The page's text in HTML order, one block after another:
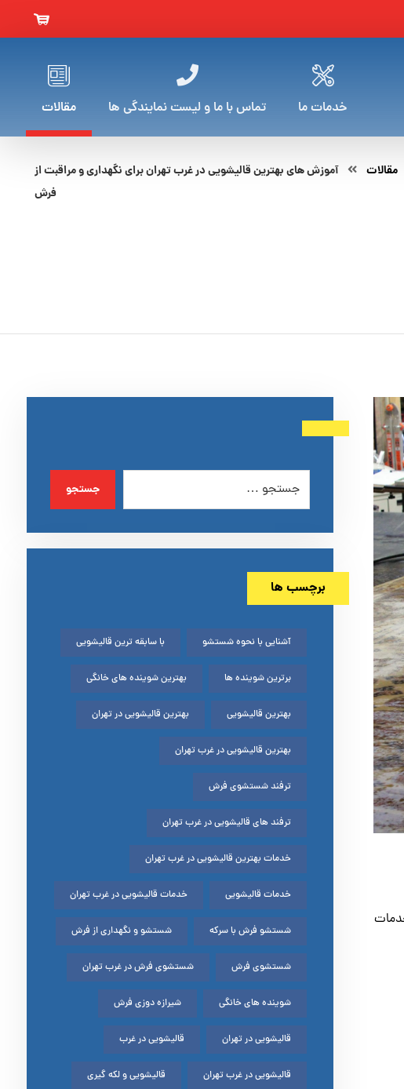
خدمات ما تماس با ما و لیست نمایندگی ها مقالات
مقالات
آموزش های بهترین قالیشویی در غرب تهران برای نگهداری و مراقبت از
فرش
جستجو
برچسب ها
آشنایی با نحوه شستشو با سابقه ترین قالیشویی
برترین شوینده ها بهترین شوینده های خانگی
بهترین قالیشویی بهترین قالیشویی در تهران
بهترین قالیشویی در غرب تهران
ترفند شستشوی فرش
ترفند های قالیشویی در غرب تهران
خدمات بهترین قالیشویی در غرب تهران
خدمات قالیشویی خدمات قالیشویی در غرب تهران
شستشو فرش با سرکه شستشو و نگهداری از فرش
شستشوی فرش شستشوی فرش در غرب تهران
شوینده های خانگی شیرازه دوزی فرش
قالیشویی در تهران قالیشویی در غرب
قالیشویی در غرب تهران قالیشویی و لکه گیری